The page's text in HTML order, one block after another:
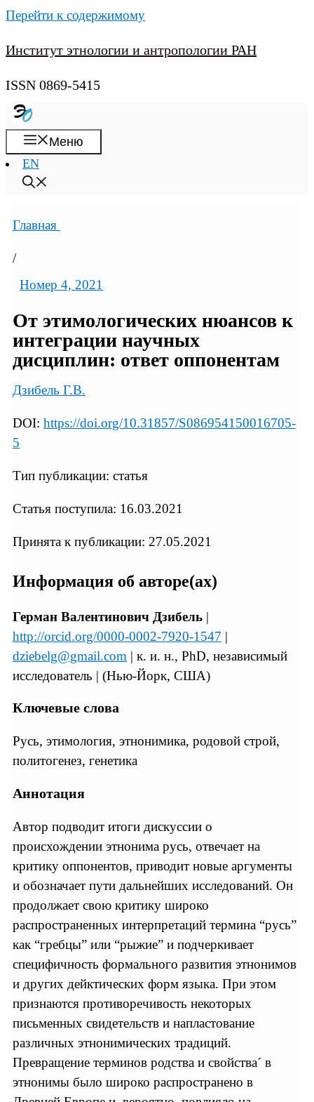
Перейти к содержимому
Институт этнологии и антропологии РАН
ISSN 0869-5415
Меню
EN
Главная
/
Номер 4, 2021
От этимологических нюансов к
интеграции научных
дисциплин: ответ оппонентам
Дзибель Г.В.
DOI: https://doi.org/10.31857/S086954150016705-
5
Тип публикации: статья
Статья поступила: 16.03.2021
Принята к публикации: 27.05.2021
Информация об авторе(ах)
Герман Валентинович Дзибель |
http://orcid.org/0000-0002-7920-1547 |
dziebelg@gmail.com | к. и. н., PhD, независимый
исследователь | (Нью-Йорк, США)
Ключевые слова
Русь, этимология, этнонимика, родовой строй,
политогенез, генетика
Аннотация
Автор подводит итоги дискуссии о
происхождении этнонима русь, отвечает на
критику оппонентов, приводит новые аргументы
и обозначает пути дальнейших исследований. Он
продолжает свою критику широко
распространенных интерпретаций термина “русь”
как “гребцы” или “рыжие” и подчеркивает
специфичность формального развития этнонимов
и других дейктических форм языка. При этом
признаются противоречивость некоторых
письменных свидетельств и напластование
различных этнонимических традиций.
Превращение терминов родства и свойства´ в
этнонимы было широко распространено в